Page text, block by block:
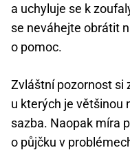
a uchyluje se k
se neváhejte obrátit
o pomoc.
Zvláštní pozornost si
u kterých je většinou
sazba. Naopak míra
o půjčku v